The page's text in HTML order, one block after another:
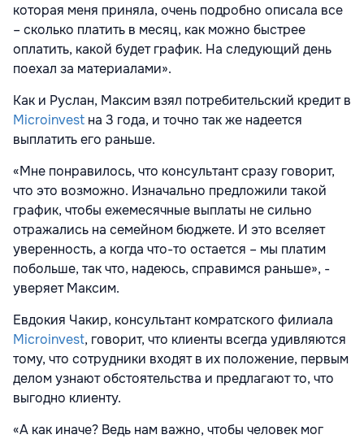
которая меня приняла, очень подробно описала все
– сколько платить в месяц, как можно быстрее
оплатить, какой будет график. На следующий день
поехал за материалами».
Как и Руслан, Максим взял потребительский кредит в
Microinvest на 3 года, и точно так же надеется
выплатить его раньше.
«Мне понравилось, что консультант сразу говорит,
что это возможно. Изначально предложили такой
график, чтобы ежемесячные выплаты не сильно
отражались на семейном бюджете. И это вселяет
уверенность, а когда что-то остается – мы платим
побольше, так что, надеюсь, справимся раньше», -
уверяет Максим.
Евдокия Чакир, консультант комратского филиала
Microinvest, говорит, что клиенты всегда удивляются
тому, что сотрудники входят в их положение, первым
делом узнают обстоятельства и предлагают то, что
выгодно клиенту.
«А как иначе? Ведь нам важно, чтобы человек мог